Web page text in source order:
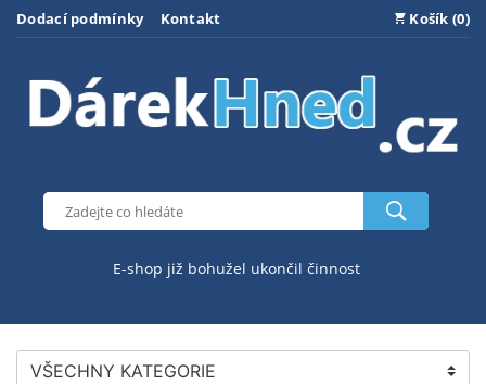
Dodací podmínky Kontakt Košík (0)
E-shop již bohužel ukončil činnost
VŠECHNY KATEGORIE